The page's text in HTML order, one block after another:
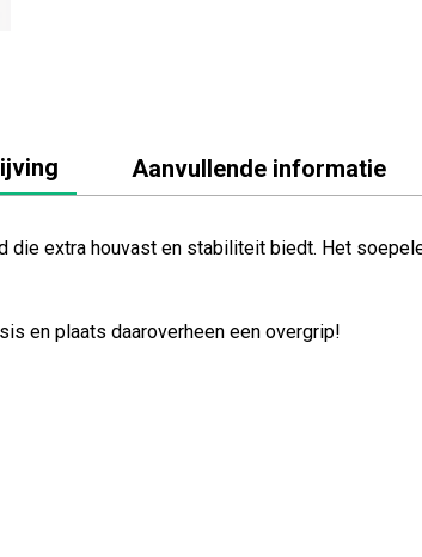
Aanvullende informatie
die extra houvast en stabiliteit biedt. Het
en plaats daaroverheen een overgrip!